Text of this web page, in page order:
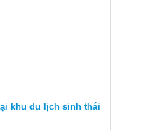
khu du lịch sinh thái